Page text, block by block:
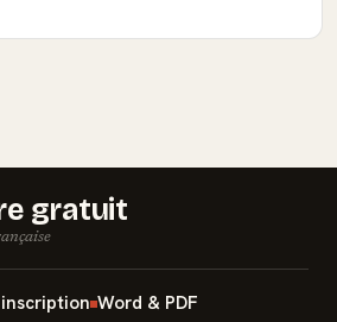
gratuit
inscription Word & PDF